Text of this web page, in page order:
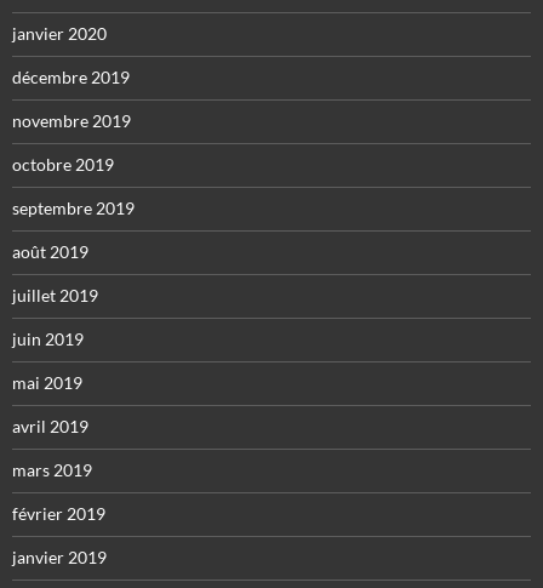
janvier 2020
décembre 2019
novembre 2019
octobre 2019
septembre 2019
août 2019
juillet 2019
juin 2019
mai 2019
avril 2019
mars 2019
février 2019
janvier 2019